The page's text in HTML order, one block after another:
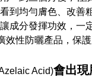
到均勻膚色、改善
成分發揮功效，一
效性防曬產品，保
Acid)會出現